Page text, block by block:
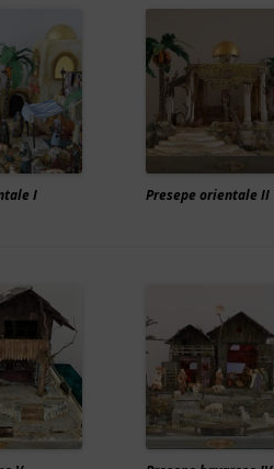
I Presepe orientale II